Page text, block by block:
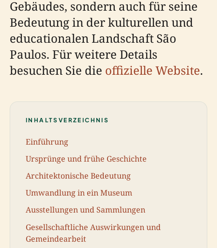
Gebäudes, sondern auch für seine
Bedeutung in der kulturellen und
educationalen Landschaft São
Paulos. Für weitere Details
besuchen Sie die offizielle Website.
INHALTSVERZEICHNIS
Einführung
Ursprünge und frühe Geschichte
Architektonische Bedeutung
Umwandlung in ein Museum
Ausstellungen und Sammlungen
Gesellschaftliche Auswirkungen und
Gemeindearbeit